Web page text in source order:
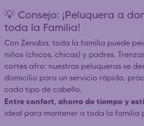
💡 Consejo: ¡Peluquera a
toda la Familia!
Con Zenaba, toda la familia puede
niños (chicos, chicas) y padres.
cortes afro: nuestras peluqueras se
domicilio para un servicio rápido,
cada tipo de cabello.
Entre confort, ahorro de tiempo y
ideal para mantener a toda la familia